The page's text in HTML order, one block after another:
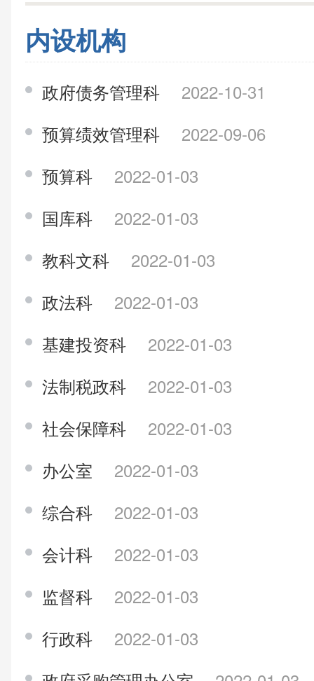
内设机构
政府债务管理科
2022-10-31
预算绩效管理科
2022-09-06
预算科
2022-01-03
国库科
2022-01-03
教科文科
2022-01-03
政法科
2022-01-03
基建投资科
2022-01-03
法制税政科
2022-01-03
社会保障科
2022-01-03
办公室
2022-01-03
综合科
2022-01-03
会计科
2022-01-03
监督科
2022-01-03
行政科
2022-01-03